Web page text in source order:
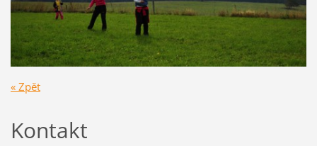
« Zpět
Kontakt